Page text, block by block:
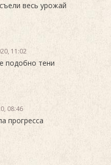
весь урожай
11:02
подобно тени
08:46
прогресса